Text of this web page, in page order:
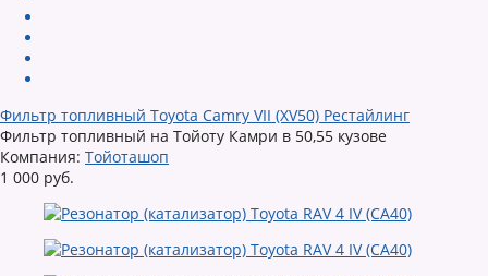
Фильтр топливный Toyota Camry VII (XV50) Рестайлинг
Фильтр топливный на Тойоту Камри в 50,55 кузове
Компания: Тойоташоп
1 000 руб.